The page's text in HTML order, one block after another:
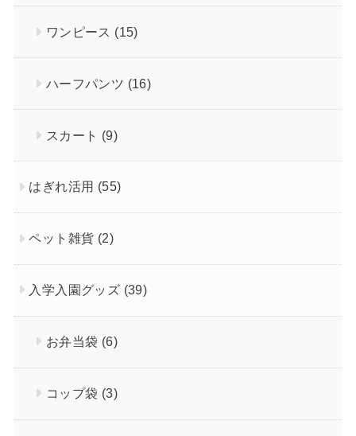
ワンピース (15)
ハーフパンツ (16)
スカート (9)
はぎれ活用 (55)
ペット雑貨 (2)
入学入園グッズ (39)
お弁当袋 (6)
コップ袋 (3)